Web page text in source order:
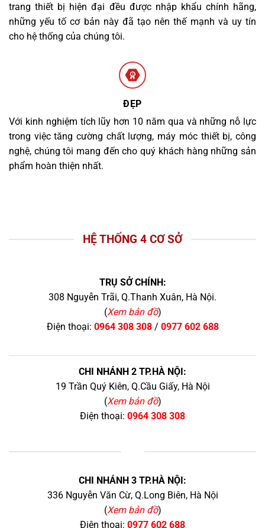
trang thiết bị hiện đại đều được nhập khẩu chính hãng,
những yếu tố cơ bản này đã tạo nên thế mạnh và uy tín
cho hệ thống của chúng tôi.
ĐẸP
Với kinh nghiệm tích lũy hơn 10 năm qua và những nỗ lực
trong việc tăng cường chất lượng, máy móc thiết bị, công
nghệ, chúng tôi mang đến cho quý khách hàng những sản
phẩm hoàn thiện nhất.
HỆ THỐNG 4 CƠ SỞ
TRỤ SỞ CHÍNH:
308 Nguyễn Trãi, Q.Thanh Xuân, Hà Nội.
(Xem bản đồ)
Điện thoại: 0964 308 308/ 0977 602 688
CHI NHÁNH 2 TP.HÀ NỘI:
19 Trần Quý Kiên, Q.Cầu Giấy, Hà Nội
(Xem bản đồ)
Điện thoại: 0964 308 308
CHI NHÁNH 3 TP.HÀ NỘI:
336 Nguyễn Văn Cừ, Q.Long Biên, Hà Nội
(Xem bản đồ)
Điện thoại: 0977 602 688